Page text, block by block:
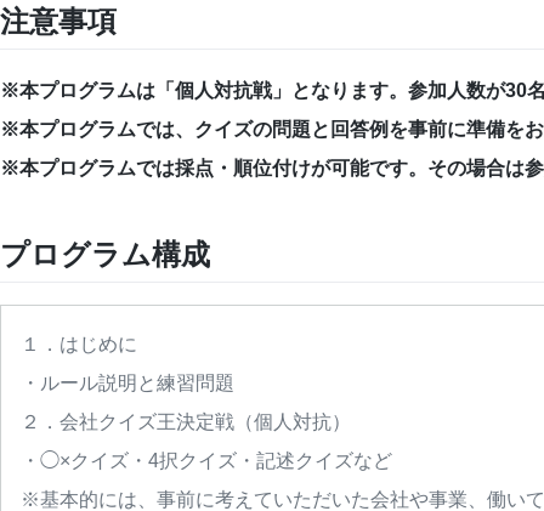
注意事項
※本プログラムは「個人対抗戦」となります。参加人数が30
※本プログラムでは、クイズの問題と回答例を事前に準備を
※本プログラムでは採点・順位付けが可能です。その場合は
プログラム構成
１．はじめに
・ルール説明と練習問題
２．会社クイズ王決定戦（個人対抗）
・◯×クイズ・4択クイズ・記述クイズなど
※基本的には、事前に考えていただいた会社や事業、働い